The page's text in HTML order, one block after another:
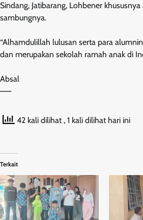
Sindang, Jatibarang, Lohbener khususnya
sambungnya.
“Alhamdulillah lulusan serta para
dan merupakan sekolah ramah anak di
Absal
——
42 kali dilihat , 1 kali dilihat hari ini
Terkait